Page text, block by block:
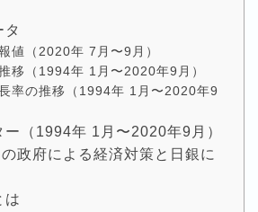
値（2020年 7月〜9月）
移（1994年 1月〜2020年9月）
率の推移（1994年 1月〜2020年9
（1994年 1月〜2020年9月）
政府による経済対策と日銀に
は